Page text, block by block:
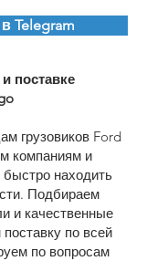
Telegram
поставке
грузовиков Ford
компаниям и
находить
Подбираем
и качественные
по всей
по вопросам